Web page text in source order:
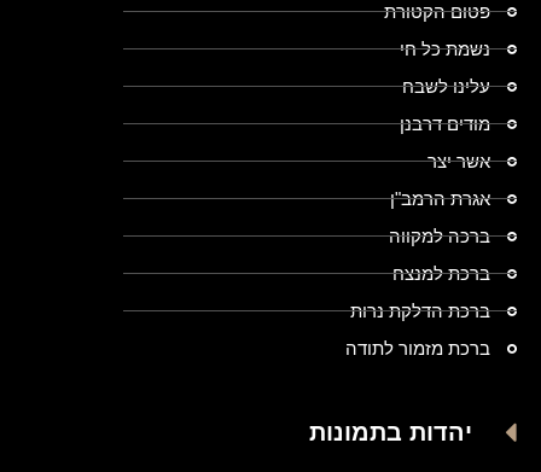
פטום הקטורת
נשמת כל חי
עלינו לשבח
מודים דרבנן
אשר יצר
אגרת הרמב"ן
ברכה למקווה
ברכת למנצח
ברכת הדלקת נרות
ברכת מזמור לתודה
יהדות בתמונות